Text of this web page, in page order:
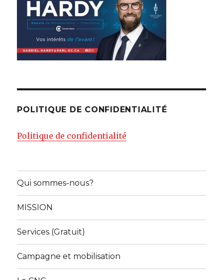
POLITIQUE DE CONFIDENTIALITÉ
Politique de confidentialité
Qui sommes-nous?
MISSION
Services (Gratuit)
Campagne et mobilisation